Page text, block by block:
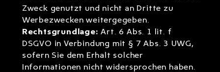
Zweck genutzt und nicht an Dritte zu
Werbezwecken weitergegeben.
Rechtsgrundlage: Art. 6 Abs. 1 lit. f
DSGVO in Verbindung mit § 7 Abs. 3 UWG,
sofern Sie dem Erhalt solcher
Informationen nicht widersprochen haben.